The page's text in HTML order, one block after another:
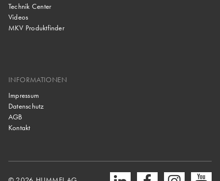
Technik Center
Videos
MKV Produktfinder
INFORMATIONEN
Impressum
Datenschutz
AGB
Kontakt